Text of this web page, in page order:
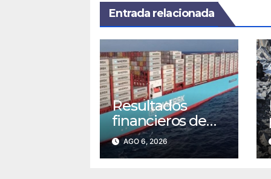
Entrada relacionada
Resultados
financieros de
Maersk
mantienen
AGO 6, 2026